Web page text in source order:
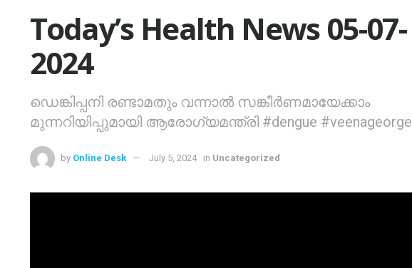
Today’s Health News 05-07-
2024
ഡെങ്കിപ്പനി രണ്ടാമതും വന്നാൽ സങ്കീർണമായേക്കാം
മുന്നറിയിപ്പുമായി ആരോഗ്യമന്ത്രി #dengue #veenageorge
by Online Desk July 5, 2024 in Uncategorized